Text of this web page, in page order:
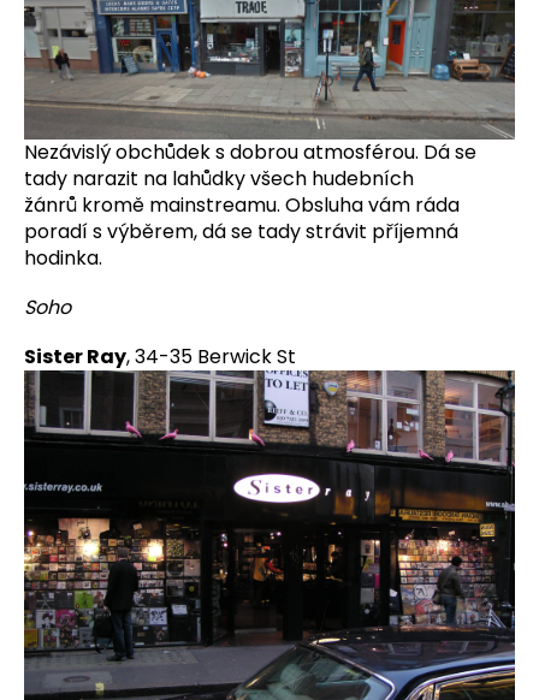
Nezávislý obchůdek s dobrou atmosférou. Dá se
tady narazit na lahůdky všech hudebních
žánrů kromě mainstreamu. Obsluha vám ráda
poradí s výběrem, dá se tady strávit příjemná
hodinka.
Soho
Sister Ray, 34-35 Berwick St